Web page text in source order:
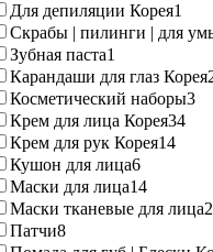
Для депиляции Корея1
Скрабы | пилинги | для
Зубная паста1
Карандаши для глаз Корея
Косметический наборы3
Крем для лица Корея34
Крем для рук Корея14
Кушон для лица6
Маски для лица14
Маски тканевые для лица2
Патчи8